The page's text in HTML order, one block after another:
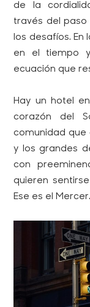
de la
través del paso
los desafíos.
en el tiempo
ecuación que
Hay un hotel
corazón del
comunidad que
y los grandes
con
quieren
Ese es el Mercer.